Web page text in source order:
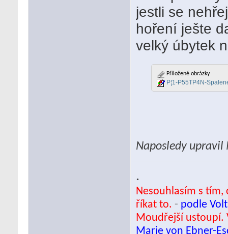
jestli se
hoření ješte
velký úbytek
Přiložené obrázky
P¦1-P55TP4N-
Naposledy
.
Nesouhlasím s
říkat to. - podle
Moudřejší ustoupí.
Marie von Ebner-